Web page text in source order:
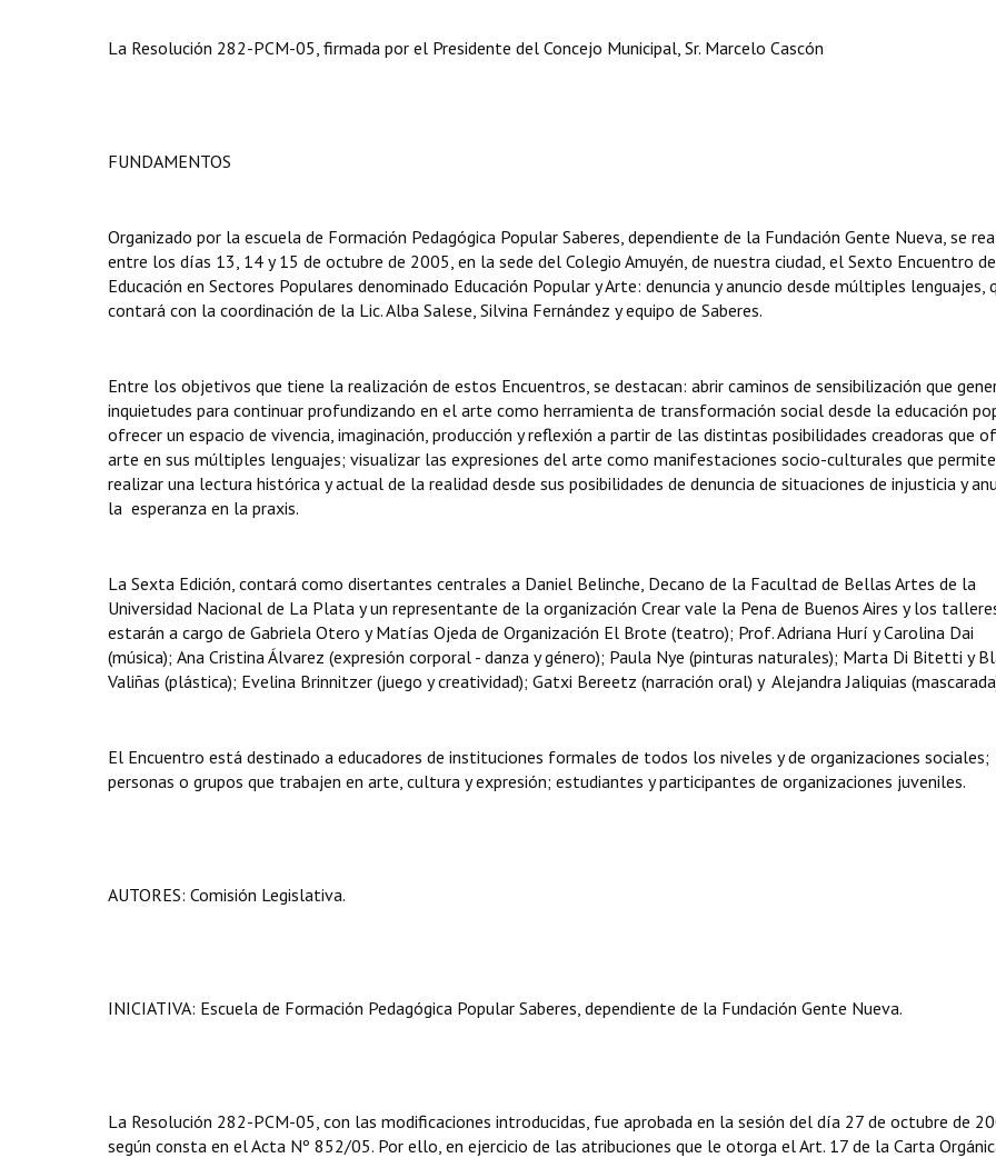
La Resolución 282-PCM-05, firmada por el Presidente del Concejo Municipal, Sr. Marcelo Cascón
FUNDAMENTOS
Organizado por la escuela de Formación Pedagógica Popular Saberes, dependiente de la Fundación Gente Nueva, se
entre los días 13, 14 y 15 de octubre de 2005, en la sede del Colegio Amuyén, de nuestra ciudad, el Sexto Encuentro de
Educación en Sectores Populares denominado Educación Popular y Arte: denuncia y anuncio desde múltiples lenguajes,
contará con la coordinación de la Lic. Alba Salese, Silvina Fernández y equipo de Saberes.
Entre los objetivos que tiene la realización de estos Encuentros, se destacan: abrir caminos de sensibilización que
inquietudes para continuar profundizando en el arte como herramienta de transformación social desde la educación
ofrecer un espacio de vivencia, imaginación, producción y reflexión a partir de las distintas posibilidades creadoras que
arte en sus múltiples lenguajes; visualizar las expresiones del arte como manifestaciones socio-culturales que
realizar una lectura histórica y actual de la realidad desde sus posibilidades de denuncia de situaciones de injusticia y
la esperanza en la praxis.
La Sexta Edición, contará como disertantes centrales a Daniel Belinche, Decano de la Facultad de Bellas Artes de la
Universidad Nacional de La Plata y un representante de la organización Crear vale la Pena de Buenos Aires y los
estarán a cargo de Gabriela Otero y Matías Ojeda de Organización El Brote (teatro); Prof. Adriana Hurí y Carolina Dai
(música); Ana Cristina Álvarez (expresión corporal - danza y género); Paula Nye (pinturas naturales); Marta Di Bitetti y
Valiñas (plástica); Evelina Brinnitzer (juego y creatividad); Gatxi Bereetz (narración oral) y Alejandra Jaliquias
El Encuentro está destinado a educadores de instituciones formales de todos los niveles y de organizaciones sociales;
personas o grupos que trabajen en arte, cultura y expresión; estudiantes y participantes de organizaciones juveniles.
AUTORES: Comisión Legislativa.
INICIATIVA: Escuela de Formación Pedagógica Popular Saberes, dependiente de la Fundación Gente Nueva.
La Resolución 282-PCM-05, con las modificaciones introducidas, fue aprobada en la sesión del día 27 de octubre de
según consta en el Acta Nº 852/05. Por ello, en ejercicio de las atribuciones que le otorga el Art. 17 de la Carta